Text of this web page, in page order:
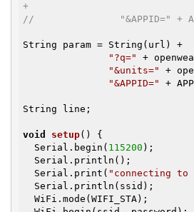
+
//               "&APPID=" +
String param = String(url) +
"?q="
+
"&units="
+
"&APPID="
+
String line;
void setup()
{
  Serial.begin(
115200 );
  Serial.print(
"connecting to